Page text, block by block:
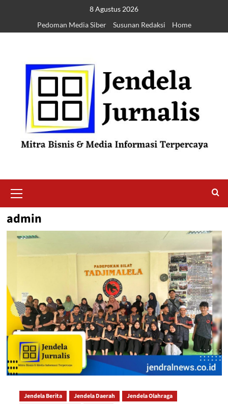
8 Agustus 2026
Pedoman Media Siber
Susunan Redaksi Home
admin
Jendela Berita Jendela Daerah
Jendela Olahraga